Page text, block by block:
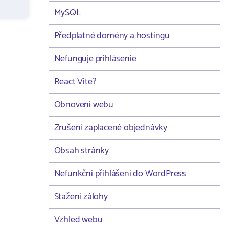
MySQL
Předplatné domény a hostingu
Nefunguje prihlásenie
React Vite?
Obnovení webu
Zrušení zaplacené objednávky
Obsah stránky
Nefunkční přihlášení do WordPress
Stažení zálohy
Vzhled webu